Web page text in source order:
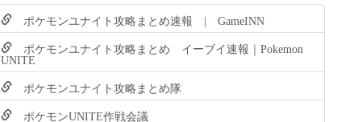
ポケモンユナイト攻略まとめ速報 | GameINN
ポケモンユナイト攻略まとめ イーブイ速報｜Pokemon
UNITE
ポケモンユナイト攻略まとめ隊
ポケモンUNITE作戦会議